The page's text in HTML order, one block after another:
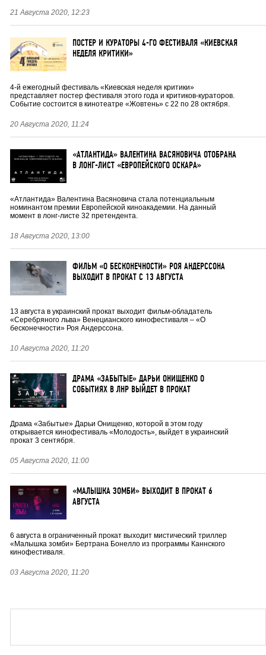
21 Августа 2020, 12:23
ПОСТЕР И КУРАТОРЫ 4-ГО ФЕСТИВАЛЯ «КИЕВСКАЯ
НЕДЕЛЯ КРИТИКИ»
4-й ежегодный фестиваль «Киевская неделя критики»
представляет постер фестиваля этого года и критиков-кураторов.
Событие состоится в кинотеатре «Жовтень» с 22 по 28 октября.
20 Августа 2020, 11:24
«АТЛАНТИДА» ВАЛЕНТИНА ВАСЯНОВИЧА ОТОБРАНА
В ЛОНГ-ЛИСТ «ЕВРОПЕЙСКОГО ОСКАРА»
«Атлантида» Валентина Васяновича стала потенциальным
номинантом премии Европейской киноакадемии. На данный
момент в лонг-листе 32 претендента.
18 Августа 2020, 13:00
ФИЛЬМ «О БЕСКОНЕЧНОСТИ» РОЯ АНДЕРССОНА
ВЫХОДИТ В ПРОКАТ С 13 АВГУСТА
13 августа в украинский прокат выходит фильм-обладатель
«Серебряного льва» Венецианского кинофестиваля – «О
бесконечности» Роя Андерссона.
10 Августа 2020, 11:20
ДРАМА «ЗАБЫТЫЕ» ДАРЬИ ОНИЩЕНКО О
СОБЫТИЯХ В ЛНР ВЫЙДЕТ В ПРОКАТ
Драма «Забытые» Дарьи Онищенко, которой в этом году
открывается кинофестиваль «Молодость», выйдет в украинский
прокат 3 сентября.
05 Августа 2020, 11:00
«МАЛЫШКА ЗОМБИ» ВЫХОДИТ В ПРОКАТ 6
АВГУСТА
6 августа в ограниченный прокат выходит мистический триллер
«Малышка зомби» Бертрана Бонелло из программы Каннского
кинофестиваля.
03 Августа 2020, 11:20